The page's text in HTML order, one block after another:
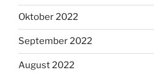
Oktober 2022
September 2022
August 2022